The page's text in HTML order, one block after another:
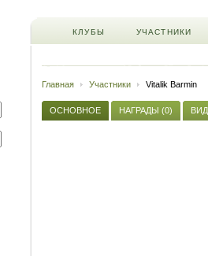
КЛУБЫ УЧАСТНИКИ
Главная Участники Vitalik Barmin
ОСНОВНОЕ НАГРАДЫ (0)